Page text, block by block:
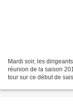
Mardi soir, les
réunion de la saison
tour sur ce début de